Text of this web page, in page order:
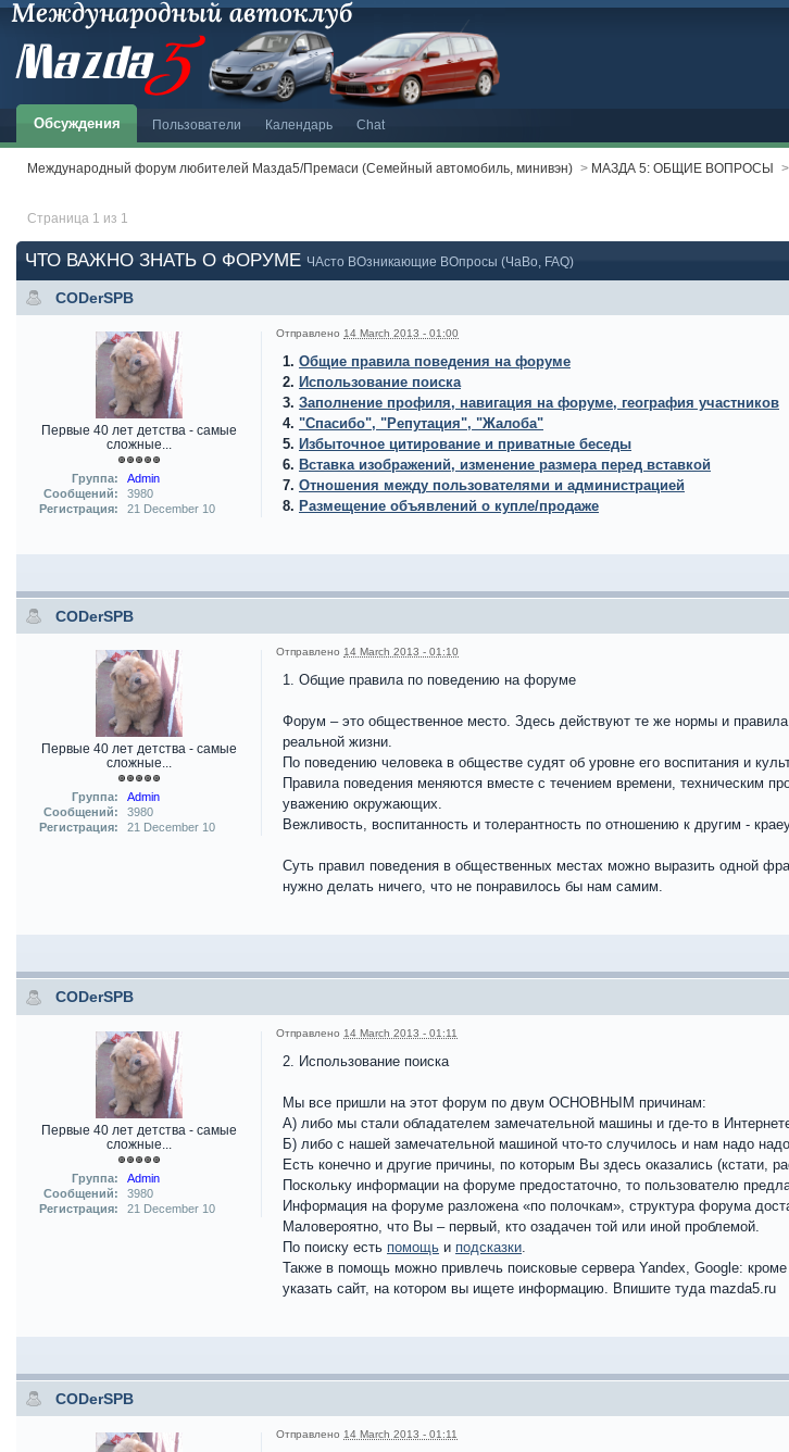
Обсуждения Пользователи Календарь Chat
Международный форум любителей Мазда5/Премаси (Семейный автомобиль, минивэн) > МАЗДА 5: ОБЩИЕ ВОПРОСЫ >
Страница 1 из 1
ЧТО ВАЖНО ЗНАТЬ О ФОРУМЕ ЧАсто ВОзникающие ВОпросы (ЧаВо, FAQ)
CODerSPB
Первые 40 лет детства - самые
сложные...
Группа:
Admin
Сообщений:
3980
Регистрация:
21 December 10
Отправлено 14 March 2013 - 01:00
1. Общие правила поведения на форуме
2. Использование поиска
3. Заполнение профиля, навигация на форуме, география участников
4. "Спасибо", "Репутация", "Жалоба"
5. Избыточное цитирование и приватные беседы
6. Вставка изображений, изменение размера перед вставкой
7. Отношения между пользователями и администрацией
8. Размещение объявлений о купле/продаже
CODerSPB
Первые 40 лет детства - самые
сложные...
Группа:
Admin
Сообщений:
3980
Регистрация:
21 December 10
Отправлено 14 March 2013 - 01:10
1. Общие правила по поведению на форуме
Форум – это общественное место. Здесь действуют те же нормы и
реальной жизни.
По поведению человека в обществе судят об уровне его воспитания и
Правила поведения меняются вместе с течением времени, техническим
уважению окружающих.
Вежливость, воспитанность и толерантность по отношению к другим -
Суть правил поведения в общественных местах можно выразить одной
нужно делать ничего, что не понравилось бы нам самим.
CODerSPB
Первые 40 лет детства - самые
сложные...
Группа:
Admin
Сообщений:
3980
Регистрация:
21 December 10
Отправлено 14 March 2013 - 01:11
2. Использование поиска
Мы все пришли на этот форум по двум ОСНОВНЫМ причинам:
А) либо мы стали обладателем замечательной машины и где-то в
Б) либо с нашей замечательной машиной что-то случилось и нам надо
Есть конечно и другие причины, по которым Вы здесь оказались
Поскольку информации на форуме предостаточно, то пользователю
Информация на форуме разложена «по полочкам», структура форума
Маловероятно, что Вы – первый, кто озадачен той или иной проблемой.
По поиску есть помощь и подсказки
Также в помощь можно привлечь поисковые сервера Yandex, Google:
указать сайт, на котором вы ищете информацию. Впишите туда mazda5.ru
CODerSPB
Отправлено 14 March 2013 - 01:11